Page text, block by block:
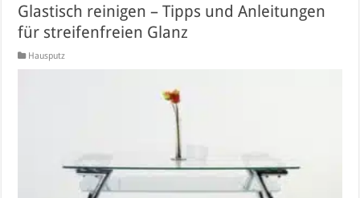
Glastisch reinigen – Tipps und Anleitungen
für streifenfreien Glanz
Hausputz